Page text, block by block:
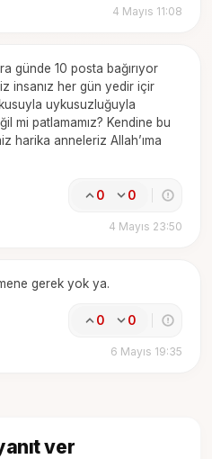
4 Mayıs 11:08
günde 10 posta bağırıyor
insanız her gün yedir içir
uykusuzluğuyla
mi patlamamız? Kendine bu
harika anneleriz Allah’ıma
0 0
4 Mayıs 23:50
gerek yok ya.
0 0
6 Mayıs 19:35
ver